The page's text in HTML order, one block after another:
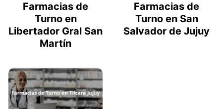
Farmacias de
Turno en
Libertador Gral San
Martín
Farmacias de
Turno en San
Salvador de Jujuy